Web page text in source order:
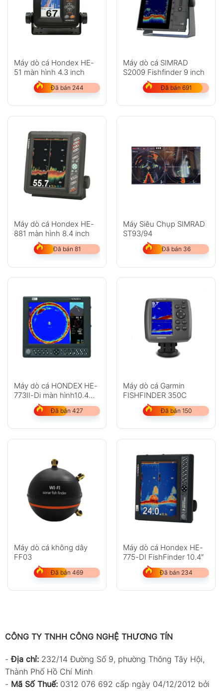
Máy dò cá Hondex HE-
51 màn hình 4.3 inch
Đã bán 244
Máy dò cá SIMRAD
S2009 Fishfinder 9 inch
Đã bán 691
Máy dò cá Hondex HE-
881 màn hình 8.4 inch
Đã bán 81
Máy Siêu Chụp SIMRAD
ST93/94
Đã bán 36
Máy dò cá HONDEX HE-
773II-Di màn hình10.4
inch do ngan sonar
Đã bán 427
Máy dò cá Garmin
FISHFINDER 350C
Đã bán 150
Máy dò cá không dây
FF03
Đã bán 469
Máy dò cá Hondex HE-
775-DI FishFinder 10.4″
Đã bán 234
CÔNG TY TNHH CÔNG NGHỆ THƯƠNG TÍN
-Địa chỉ: 232/14 Đường Số 9, phường Thông Tây Hội,
Thành Phố Hồ Chí Minh
- Mã Số Thuế: 0312 076 692 cấp ngày 04/12/2012 bởi